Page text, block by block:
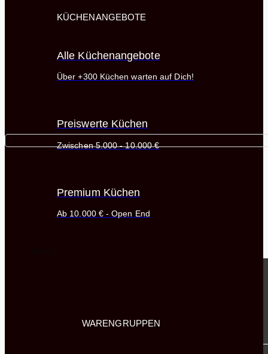
KÜCHENANGEBOTE
Alle Küchenangebote
Über +300 Küchen warten auf Dich!
Preiswerte Küchen
Zwischen 5.000 - 10.000 €
Premium Küchen
Ab 10.000 € - Open End
WARENGRUPPEN